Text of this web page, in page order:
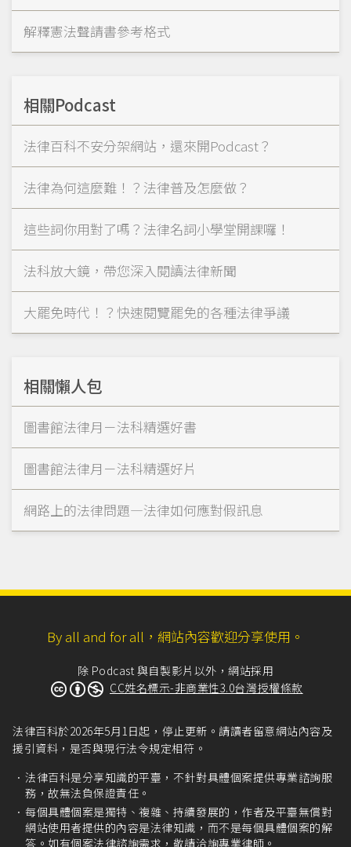
解釋憲法聲請書參考格式
相關Podcast
法律百科不安分架網站，還來開Podcast？
法律為何這麼難！？法律普及怎麼做？
這些詞你用對了嗎？法律名詞小學堂開課囉！
法科放大鏡，帶您深入閱讀法律新聞
大罷免時代！？快速閱覽罷免的各種法律爭議
相關懶人包
圖書館法律月－法科精選好書
圖書館法律月－法科精選好片
網路上的法律問題—法律如何應對假訊息
By all and for all，網站內容歡迎分享使用。
除 Podcast 與自製影片以外，網站採用
CC姓名標示-非商業性3.0台灣授權條款
法律百科於2026年5月1日起，停止更新。請讀者留意網站內容及
援引資料，是否與現行法令規定相符。
法律百科是分享知識的平臺，不針對具體個案提供專業諮詢服
務，故無法負保證責任。
每個具體個案是獨特、複雜、持續發展的，作者及平臺無償對
網站使用者提供的內容是法律知識，而不是每個具體個案的解
答。如有個案法律諮詢需求，敬請洽詢專業律師。